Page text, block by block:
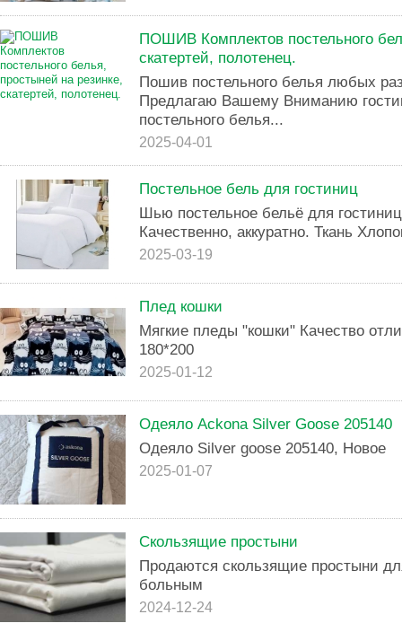
ПОШИВ Комплектов постельного
скатертей, полотенец.
Пошив постельного белья любых
Предлагаю Вашему Вниманию
постельного белья...
2025-04-01
Постельное бель для гостиниц
Шью постельное бельё для
Качественно, аккуратно. Ткань
2025-03-19
Плед кошки
Мягкие пледы "кошки" Качество
180*200
2025-01-12
Одеяло Ackona Silver Goose 205140
Одеяло Silver goose 205140, Новое
2025-01-07
Скользящие простыни
Продаются скользящие простыни
больным
2024-12-24